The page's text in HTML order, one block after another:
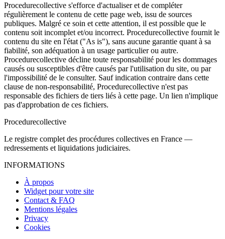
Procedurecollective s'efforce d'actualiser et de compléter
régulièrement le contenu de cette page web, issu de sources
publiques. Malgré ce soin et cette attention, il est possible que le
contenu soit incomplet et/ou incorrect. Procedurecollective fournit le
contenu du site en l'état ("As is"), sans aucune garantie quant à sa
fiabilité, son adéquation à un usage particulier ou autre.
Procedurecollective décline toute responsabilité pour les dommages
causés ou susceptibles d'être causés par l'utilisation du site, ou par
l'impossibilité de le consulter. Sauf indication contraire dans cette
clause de non-responsabilité, Procedurecollective n'est pas
responsable des fichiers de tiers liés à cette page. Un lien n'implique
pas d'approbation de ces fichiers.
Procedurecollective
Le registre complet des procédures collectives en France —
redressements et liquidations judiciaires.
INFORMATIONS
À propos
Widget pour votre site
Contact & FAQ
Mentions légales
Privacy
Cookies